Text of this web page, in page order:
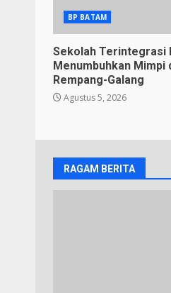
BP BATAM
Sekolah Terintegrasi
Menumbuhkan Mimpi
Rempang-Galang
Agustus 5, 2026
RAGAM BERITA